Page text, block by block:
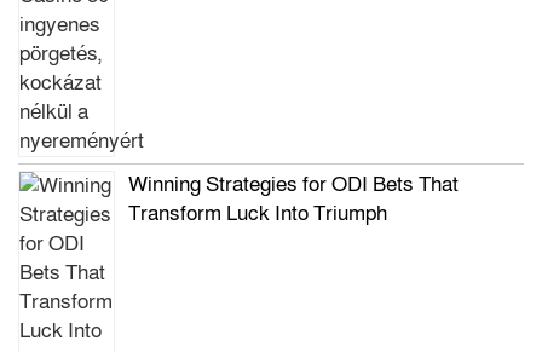
Winning Strategies for ODI Bets That
Transform Luck Into Triumph